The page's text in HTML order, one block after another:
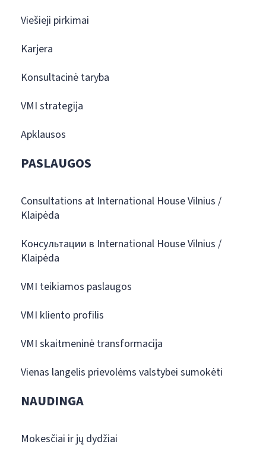
Viešieji pirkimai
Karjera
Konsultacinė taryba
VMI strategija
Apklausos
PASLAUGOS
Consultations at International House Vilnius /
Klaipėda
Консультации в International House Vilnius /
Klaipėda
VMI teikiamos paslaugos
VMI kliento profilis
VMI skaitmeninė transformacija
Vienas langelis prievolėms valstybei sumokėti
NAUDINGA
Mokesčiai ir jų dydžiai